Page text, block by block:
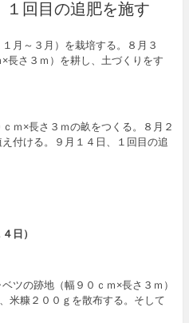
回目の追肥を施す
月～３月）を栽培する。８月３
長さ３ｍ）を耕し、土づくりをす
ｍ×長さ３ｍの畝をつくる。８月２
付ける。９月１４日、１回目の追
日）
ツの跡地（幅９０ｃｍ×長さ３ｍ）
米糠２００ｇを散布する。そして